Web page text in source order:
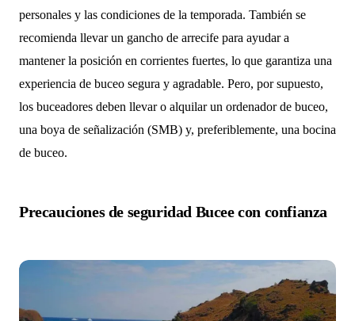
personales y las condiciones de la temporada. También se
recomienda llevar un gancho de arrecife para ayudar a
mantener la posición en corrientes fuertes, lo que garantiza una
experiencia de buceo segura y agradable. Pero, por supuesto,
los buceadores deben llevar o alquilar un ordenador de buceo,
una boya de señalización (SMB) y, preferiblemente, una bocina
de buceo.
Precauciones de seguridad Bucee con confianza